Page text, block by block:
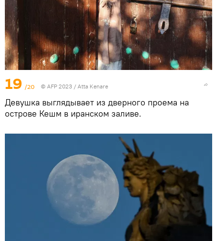
19 /20 © AFP 2023 / Atta Kenare
Девушка выглядывает из дверного проема на
острове Кешм в иранском заливе.